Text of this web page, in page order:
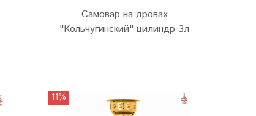
Самовар на дровах
"Кольчугинский" цилиндр 3л
11%